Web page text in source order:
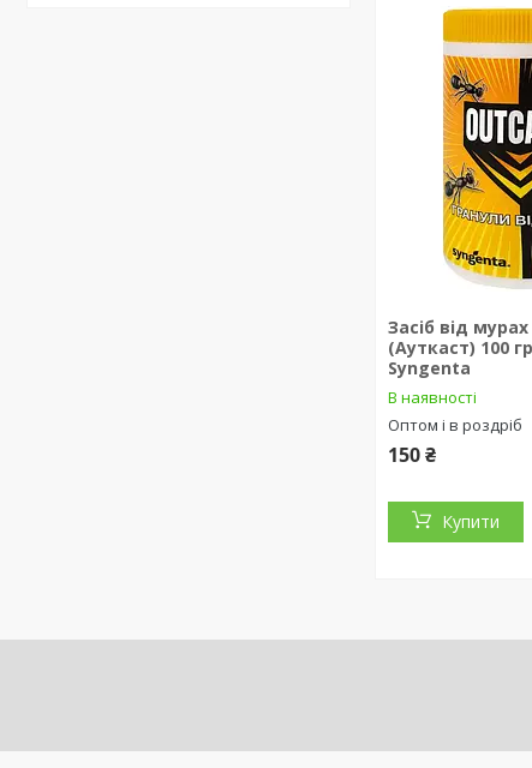
Засіб від
(Ауткаст) 100
Syngenta
В наявності
Оптом і в роздріб
150 ₴
Купити